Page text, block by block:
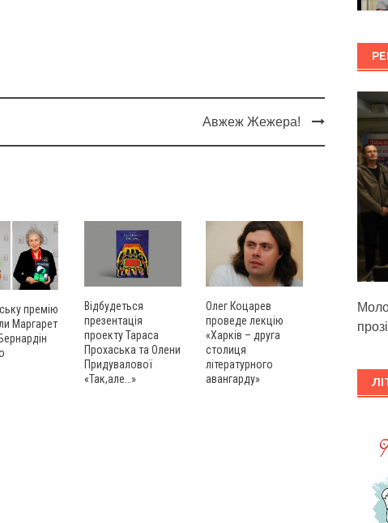
Авжеж Жежера!
премію
Маргарет
Відбудеться
презентація
проекту Тараса
Прохаська та Олени
Придувалової
«Так,але…»
Олег Коцарев
проведе лекцію
«Харків – друга
столиця
літературного
авангарду»